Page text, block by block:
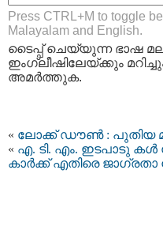
Press CTRL+M to toggle
Malayalam and English.
ടൈപ്പ്‌ ചെയ്യുന്ന ഭാഷ
ഇംഗ്ലീഷിലേയ്ക്കും
അമര്‍ത്തുക.
« ലോക്ക് ഡൗണ്‍ : പുതിയ
« എ. ടി. എം. ഇടപാടു
കാര്‍ക്ക് എതിരെ ജാഗ്രതാ